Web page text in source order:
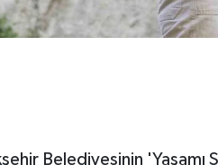
Belediyesinin